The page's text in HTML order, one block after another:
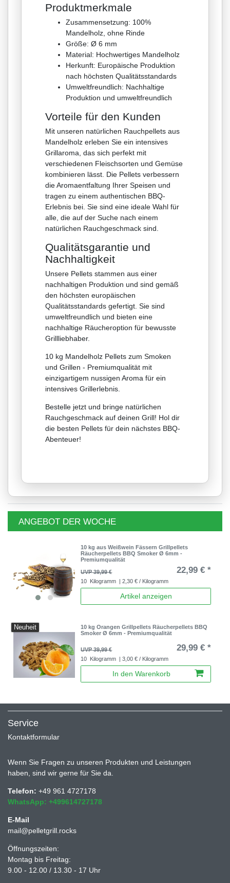
Produktmerkmale
Zusammensetzung: 100%
Mandelholz, ohne Rinde
Größe: Ø 6 mm
Material: Hochwertiges Mandelholz
Herkunft: Europäische Produktion
nach höchsten Qualitätsstandards
Umweltfreundlich: Nachhaltige
Produktion und umweltfreundlich
Vorteile für den Kunden
Mit unseren natürlichen Rauchpellets aus
Mandelholz erleben Sie ein intensives
Grillaroma, das sich perfekt mit
verschiedenen Fleischsorten und Gemüse
kombinieren lässt. Die Pellets verbessern
die Aromaentfaltung Ihrer Speisen und
tragen zu einem authentischen BBQ-
Erlebnis bei. Sie sind eine ideale Wahl für
alle, die auf der Suche nach einem
natürlichen Rauchgeschmack sind.
Qualitätsgarantie und
Nachhaltigkeit
Unsere Pellets stammen aus einer
nachhaltigen Produktion und sind gemäß
den höchsten europäischen
Qualitätsstandards gefertigt. Sie sind
umweltfreundlich und bieten eine
nachhaltige Räucheroption für bewusste
Grillliebhaber.
10 kg Mandelholz Pellets zum Smoken
und Grillen - Premiumqualität mit
einzigartigem nussigen Aroma für ein
intensives Grillerlebnis.
Bestelle jetzt und bringe natürlichen
Rauchgeschmack auf deinen Grill! Hol dir
die besten Pellets für dein nächstes BBQ-
Abenteuer!
ANGEBOT DER WOCHE
10 kg aus Weißwein Fässern Grillpellets
Räucherpellets BBQ Smoker Ø 6mm -
Premiumqualität
UVP 39,99 €
22,99 € *
10 Kilogramm | 2,30 € / Kilogramm
Artikel anzeigen
Neuheit
10 kg Orangen Grillpellets Räucherpellets BBQ
Smoker Ø 6mm - Premiumqualität
UVP 39,99 € 29,99 € *
10 Kilogramm | 3,00 € / Kilogramm
In den Warenkorb
Service
Kontaktformular
Wenn Sie Fragen zu unseren Produkten und Leistungen
haben, sind wir gerne für Sie da.
Telefon: +49 961 4727178
WhatsApp: +499614727178
E-Mail
mail@pelletgrill.rocks
Öffnungszeiten:
Montag bis Freitag:
9.00 - 12.00 / 13.30 - 17 Uhr